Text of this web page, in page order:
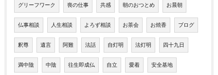
グリーフワーク 喪の仕事 共感 朝のおつとめ お晨朝
仏事相談 人生相談 よろず相談 お茶会 お焼香 ブログ
釈尊 遺言 阿難 法話 自灯明 法灯明 四十九日
満中陰 中陰 往生即成仏 自立 愛着 安全基地